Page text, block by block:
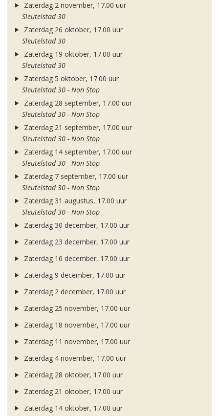
Zaterdag 2 november, 17.00 uur
Sleutelstad 30
Zaterdag 26 oktober, 17.00 uur
Sleutelstad 30
Zaterdag 19 oktober, 17.00 uur
Sleutelstad 30
Zaterdag 5 oktober, 17.00 uur
Sleutelstad 30 - Non Stop
Zaterdag 28 september, 17.00 uur
Sleutelstad 30 - Non Stop
Zaterdag 21 september, 17.00 uur
Sleutelstad 30 - Non Stop
Zaterdag 14 september, 17.00 uur
Sleutelstad 30 - Non Stop
Zaterdag 7 september, 17.00 uur
Sleutelstad 30 - Non Stop
Zaterdag 31 augustus, 17.00 uur
Sleutelstad 30 - Non Stop
Zaterdag 30 december, 17.00 uur
Zaterdag 23 december, 17.00 uur
Zaterdag 16 december, 17.00 uur
Zaterdag 9 december, 17.00 uur
Zaterdag 2 december, 17.00 uur
Zaterdag 25 november, 17.00 uur
Zaterdag 18 november, 17.00 uur
Zaterdag 11 november, 17.00 uur
Zaterdag 4 november, 17.00 uur
Zaterdag 28 oktober, 17.00 uur
Zaterdag 21 oktober, 17.00 uur
Zaterdag 14 oktober, 17.00 uur